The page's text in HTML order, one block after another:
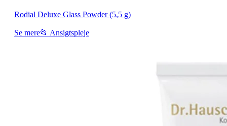
Rodial Deluxe Glass Powder (5,5 g)
Se mere📂 Ansigtspleje